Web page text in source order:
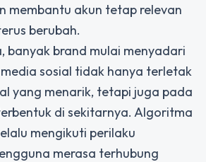
membantu akun tetap relevan
berubah.
banyak brand mulai menyadari
sosial tidak hanya terletak
yang menarik, tetapi juga pada
di sekitarnya. Algoritma
mengikuti perilaku
merasa terhubung